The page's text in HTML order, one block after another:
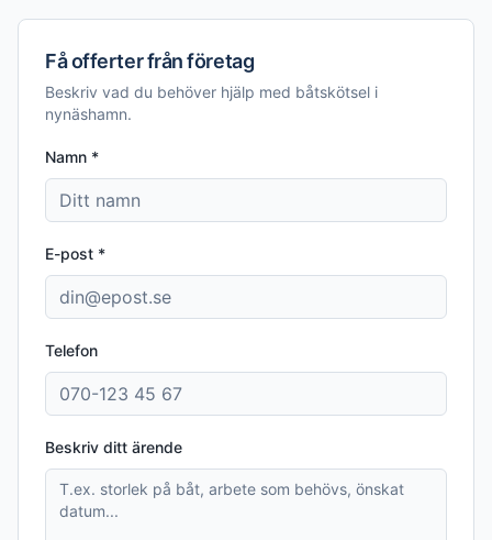
Få offerter från företag
Beskriv vad du behöver hjälp med båtskötsel i
nynäshamn.
Namn *
E-post *
Telefon
Beskriv ditt ärende